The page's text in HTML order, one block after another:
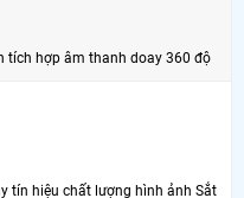
tích hợp âm thanh doay 360 độ
tín hiệu chất lượng hình ảnh Sắt